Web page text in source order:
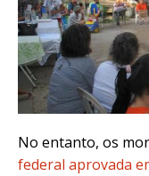
No entanto, os
federal aprovada